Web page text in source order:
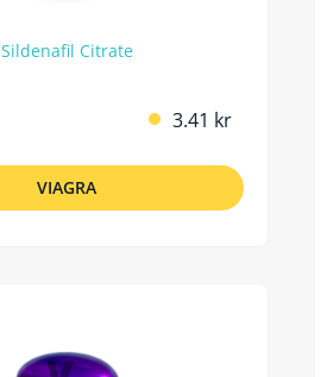
Sildenafil Citrate
3.41 kr
VIAGRA